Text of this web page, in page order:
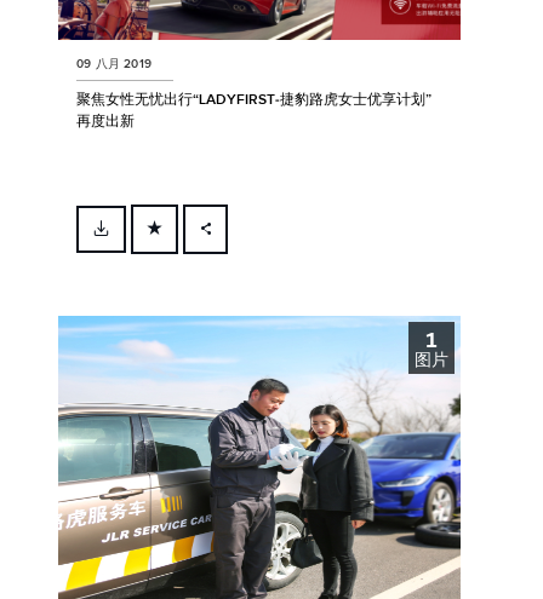
09 八月 2019
聚焦女性无忧出行“LADYFIRST‑捷豹路虎女士优享计划”
再度出新
FACEBOOK
SHARE
1
图片